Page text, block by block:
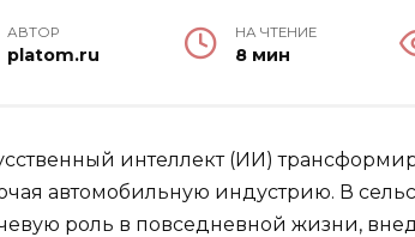
АВТОР
platom.ru
НА ЧТЕНИЕ
8 мин
интеллект (ИИ)
автомобильную индустрию. В
роль в повседневной жизни,